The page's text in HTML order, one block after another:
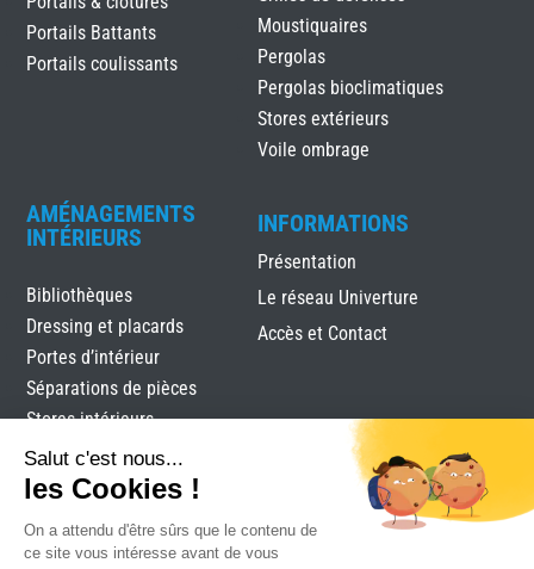
Portails Battants
Portails coulissants
Moustiquaires
Pergolas
Pergolas bioclimatiques
Stores extérieurs
Voile ombrage
AMÉNAGEMENTS
INTÉRIEURS
Bibliothèques
Dressing et placards
Portes d’intérieur
Séparations de pièces
Stores intérieurs
Verrières
INFORMATIONS
Présentation
Le réseau Univerture
Accès et Contact
Salut c'est nous...
les Cookies !
On a attendu d'être sûrs que le contenu de
ce site vous intéresse avant de vous